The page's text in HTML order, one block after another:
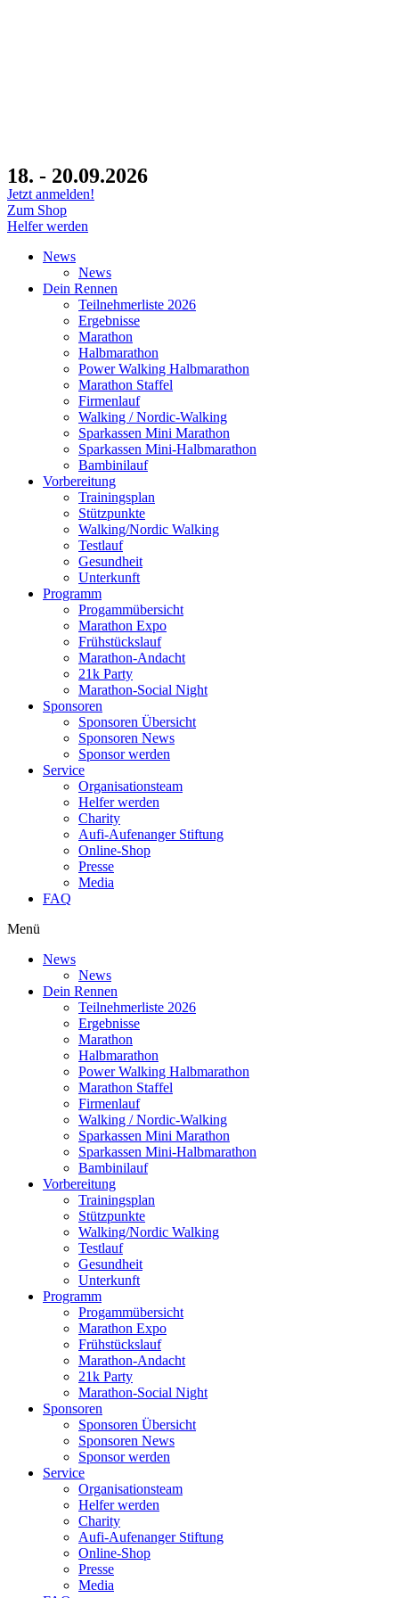
18. - 20.09.2026
Jetzt anmelden!
Zum Shop
Helfer werden
News
News
Dein Rennen
Teilnehmerliste 2026
Ergebnisse
Marathon
Halbmarathon
Power Walking Halbmarathon
Marathon Staffel
Firmenlauf
Walking / Nordic-Walking
Sparkassen Mini Marathon
Sparkassen Mini-Halbmarathon
Bambinilauf
Vorbereitung
Trainingsplan
Stützpunkte
Walking/Nordic Walking
Testlauf
Gesundheit
Unterkunft
Programm
Progammübersicht
Marathon Expo
Frühstückslauf
Marathon-Andacht
21k Party
Marathon-Social Night
Sponsoren
Sponsoren Übersicht
Sponsoren News
Sponsor werden
Service
Organisationsteam
Helfer werden
Charity
Aufi-Aufenanger Stiftung
Online-Shop
Presse
Media
FAQ
Menü
News
News
Dein Rennen
Teilnehmerliste 2026
Ergebnisse
Marathon
Halbmarathon
Power Walking Halbmarathon
Marathon Staffel
Firmenlauf
Walking / Nordic-Walking
Sparkassen Mini Marathon
Sparkassen Mini-Halbmarathon
Bambinilauf
Vorbereitung
Trainingsplan
Stützpunkte
Walking/Nordic Walking
Testlauf
Gesundheit
Unterkunft
Programm
Progammübersicht
Marathon Expo
Frühstückslauf
Marathon-Andacht
21k Party
Marathon-Social Night
Sponsoren
Sponsoren Übersicht
Sponsoren News
Sponsor werden
Service
Organisationsteam
Helfer werden
Charity
Aufi-Aufenanger Stiftung
Online-Shop
Presse
Media